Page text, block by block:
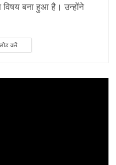
विषय बना हुआ है। उन्होंने
करें